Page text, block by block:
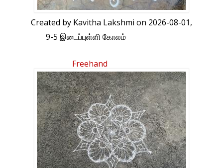
Created by Kavitha Lakshmi on 2026-08-01,
9-5 இடைப்புள்ளி கோலம்
Freehand